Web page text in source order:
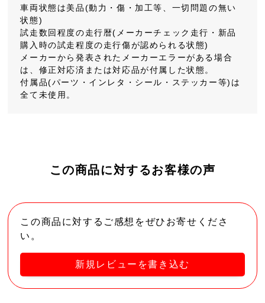
車両状態は美品(動力・傷・加工等、一切問題の無い
状態)
試走数回程度の走行暦(メーカーチェック走行・新品
購入時の試走程度の走行傷が認められる状態)
メーカーから発表されたメーカーエラーがある場合
は、修正対応済または対応品が付属した状態。
付属品(パーツ・インレタ・シール・ステッカー等)は
全て未使用。
この商品に対するお客様の声
この商品に対するご感想をぜひお寄せくださ
い。
新規レビューを書き込む